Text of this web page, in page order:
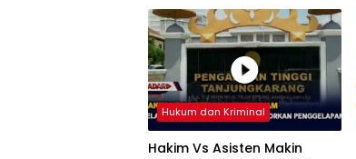
Hukum dan Kriminal
Hakim Vs Asisten Makin